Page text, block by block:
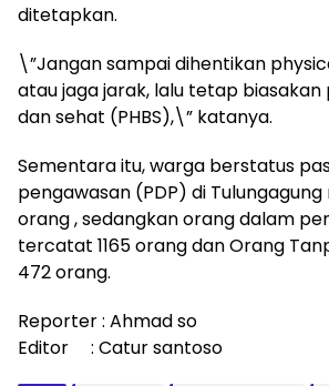
ditetapkan.
\”Jangan sampai dihentikan
atau jaga jarak, lalu tetap biasakan
dan sehat (PHBS),\” katanya.
Sementara itu, warga berstatus
pengawasan (PDP) di
orang , sedangkan orang dalam
tercatat 1165 orang dan Orang
472 orang.
Reporter : Ahmad so
Editor : Catur santoso